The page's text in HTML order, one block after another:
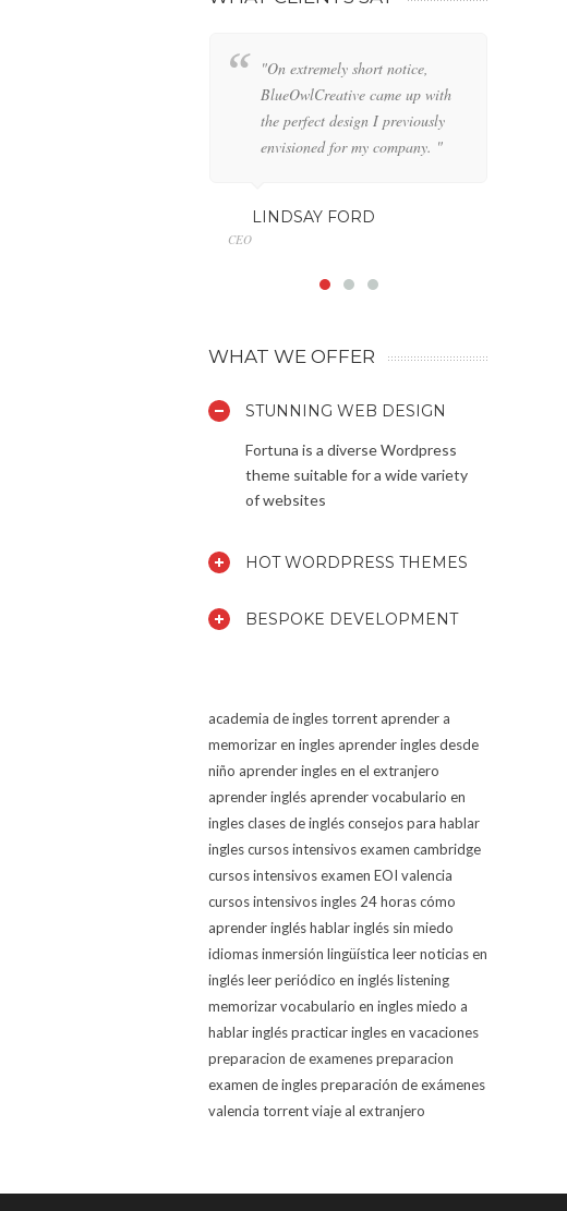
"On extremely short notice,
BlueOwlCreative came up with
the perfect design I previously
envisioned for my company. "
LINDSAY FORD
CEO
WHAT WE OFFER
STUNNING WEB DESIGN
Fortuna is a diverse Wordpress
theme suitable for a wide variety
of websites
HOT WORDPRESS THEMES
BESPOKE DEVELOPMENT
academia de ingles torrent aprender a
memorizar en ingles aprender ingles desde
niño aprender ingles en el extranjero
aprender inglés aprender vocabulario en
inglesclases de inglésconsejos para hablar
inglescursos intensivos examen cambridge
cursos intensivos examen EOI valencia
cursos intensivos ingles 24 horascómo
aprender ingléshablar inglés sin miedo
idiomasinmersión lingüística leer noticias en
inglésleer periódico en ingléslistening
memorizar vocabulario en inglesmiedo a
hablar ingléspracticar ingles en vacaciones
preparacion de examenespreparacion
examen de inglespreparación de exámenes
valencia torrentviaje al extranjero